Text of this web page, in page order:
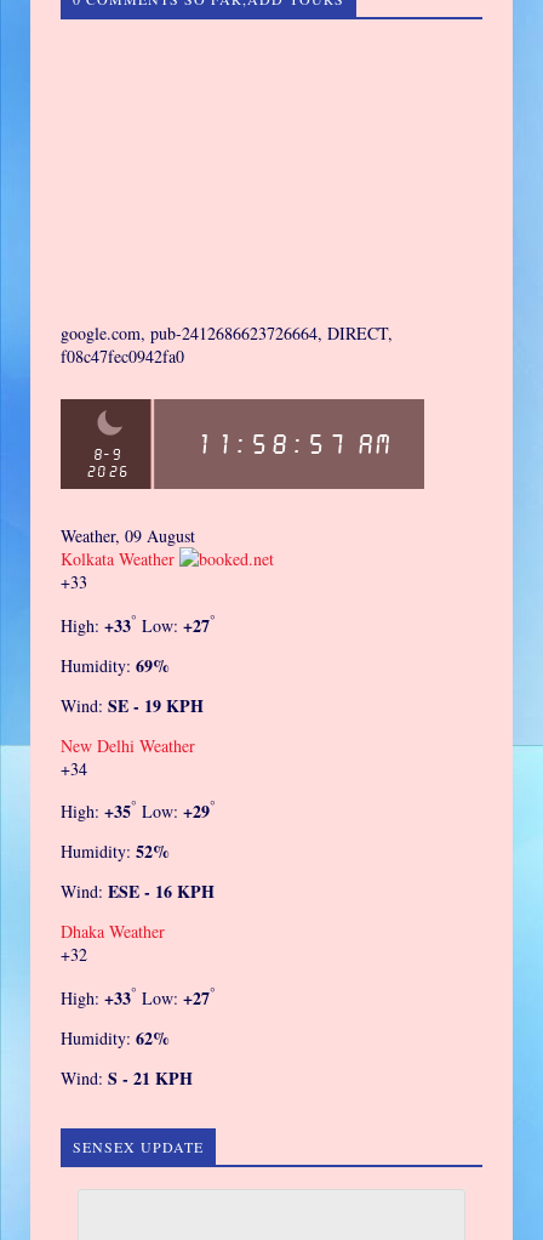
google.com, pub-2412686623726664, DIRECT,
f08c47fec0942fa0
Weather, 09 August
Kolkata Weather
+33
High: +33° Low: +27°
Humidity: 69%
Wind: SE - 19 KPH
New Delhi Weather
+34
High: +35° Low: +29°
Humidity: 52%
Wind: ESE - 16 KPH
Dhaka Weather
+32
High: +33° Low: +27°
Humidity: 62%
Wind: S - 21 KPH
SENSEX UPDATE